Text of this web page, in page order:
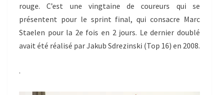
rouge. C’est une vingtaine de coureurs qui se
présentent pour le sprint final, qui consacre Marc
Staelen pour la 2e fois en 2 jours. Le dernier doublé
avait été réalisé par Jakub Sdrezinski (Top 16) en 2008.
.